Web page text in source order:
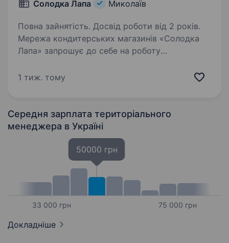
Солодка Лапа Миколаїв
Повна зайнятість. Досвід роботи від 2 років.
Мережа кондитерських магазинів «Солодка
Лапа» запрошує до себе на роботу
роботи 80% — робота в магазинах мережі /
1 тиж. тому
Середня зарплата територіального
менеджера в Україні
33 000 грн
50000 грн
75 000 грн
Докладніше